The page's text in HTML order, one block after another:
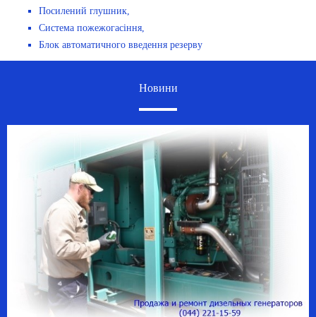
Посилений глушник,
Система пожежогасіння,
Блок автоматичного введення резерву
Новини